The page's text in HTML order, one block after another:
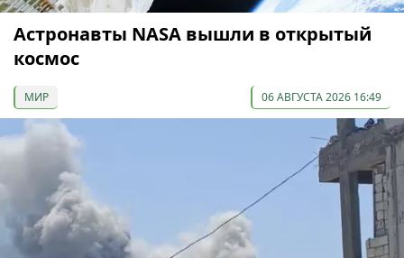
Астронавты NASA вышли в открытый
космос
МИР 06 АВГУСТА 2026 16:49